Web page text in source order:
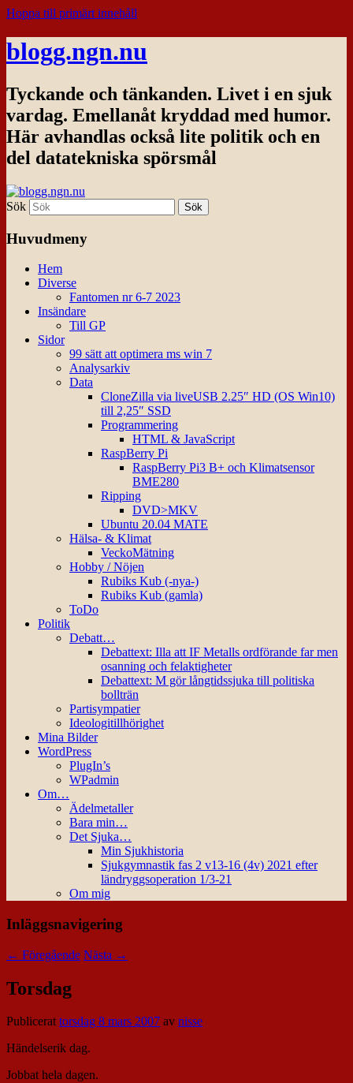
Hoppa till primärt innehåll
blogg.ngn.nu
Tyckande och tänkanden. Livet i en sjuk
vardag. Emellanåt kryddad med humor.
Här avhandlas också lite politik och en
del datatekniska spörsmål
Sök
Huvudmeny
Hem
Diverse
Fantomen nr 6-7 2023
Insändare
Till GP
Sidor
99 sätt att optimera ms win 7
Analysarkiv
Data
CloneZilla via liveUSB 2.25″ HD (OS Win10)
till 2,25″ SSD
Programmering
HTML & JavaScript
RaspBerry Pi
RaspBerry Pi3 B+ och Klimatsensor
BME280
Ripping
DVD>MKV
Ubuntu 20.04 MATE
Hälsa- & Klimat
VeckoMätning
Hobby / Nöjen
Rubiks Kub (-nya-)
Rubiks Kub (gamla)
ToDo
Politik
Debatt…
Debattext: Illa att IF Metalls ordförande far men
osanning och felaktigheter
Debattext: M gör långtidssjuka till politiska
bollträn
Partisympatier
Ideologitillhörighet
Mina Bilder
WordPress
PlugIn’s
WPadmin
Om…
Ädelmetaller
Bara min…
Det Sjuka…
Min Sjukhistoria
Sjukgymnastik fas 2 v13-16 (4v) 2021 efter
ländryggsoperation 1/3-21
Om mig
Inläggsnavigering
← Föregående Nästa →
Torsdag
Publicerattorsdag 8 mars 2007 av nisse
Händelserik dag.
Jobbat hela dagen.